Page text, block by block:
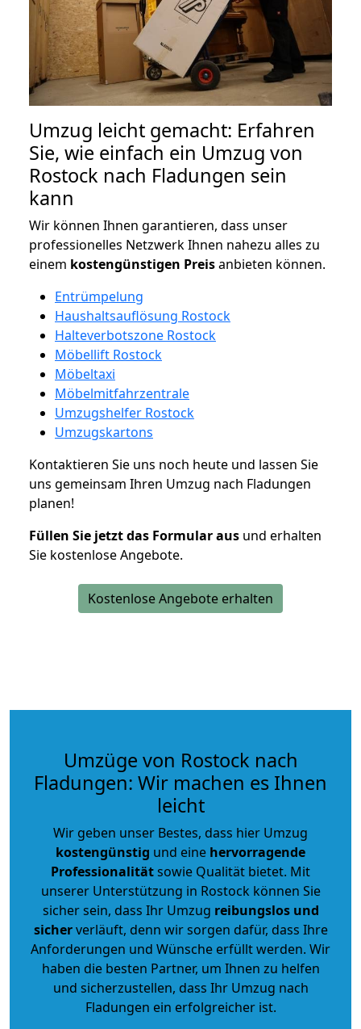
Umzug leicht gemacht: Erfahren
Sie, wie einfach ein Umzug von
Rostock nach Fladungen sein
kann
Wir können Ihnen garantieren, dass unser
professionelles Netzwerk Ihnen nahezu alles zu
einem kostengünstigen Preisanbieten können.
Entrümpelung
Haushaltsauflösung Rostock
Halteverbotszone Rostock
Möbellift Rostock
Möbeltaxi
Möbelmitfahrzentrale
Umzugshelfer Rostock
Umzugskartons
Kontaktieren Sie uns noch heute und lassen Sie
uns gemeinsam Ihren Umzug nach Fladungen
planen!
Füllen Sie jetzt das Formular aus und erhalten
Sie kostenlose Angebote.
Kostenlose Angebote erhalten
Umzüge von Rostock nach
Fladungen: Wir machen es Ihnen
leicht
Wir geben unser Bestes, dass hier Umzug
kostengünstig und eine hervorragende
Professionalitätsowie Qualität bietet. Mit
unserer Unterstützung in Rostock können Sie
sicher sein, dass Ihr Umzug reibungslos und
sicherverläuft, denn wir sorgen dafür, dass Ihre
Anforderungen und Wünsche erfüllt werden. Wir
haben die besten Partner, um Ihnen zu helfen
und sicherzustellen, dass Ihr Umzug nach
Fladungen ein erfolgreicher ist.